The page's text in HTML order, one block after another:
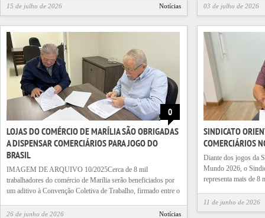
15 de julho de 2026 Notícias 03 de julho de 2026
0
LOJAS DO COMÉRCIO DE MARÍLIA SÃO OBRIGADAS
A DISPENSAR COMERCIÁRIOS PARA JOGO DO
BRASIL
IMAGEM DE ARQUIVO 10/2025Cerca de 8 mil
trabalhadores do comércio de Marília serão beneficiados por
um aditivo à Convenção Coletiva de Trabalho, firmado entre o
26 de junho de 2026 Notícias
SINDICATO
COMERCIÁRIOS
Diante dos jogos da
Mundo 2026, o
representa mais de 8
11 de junho de 2026